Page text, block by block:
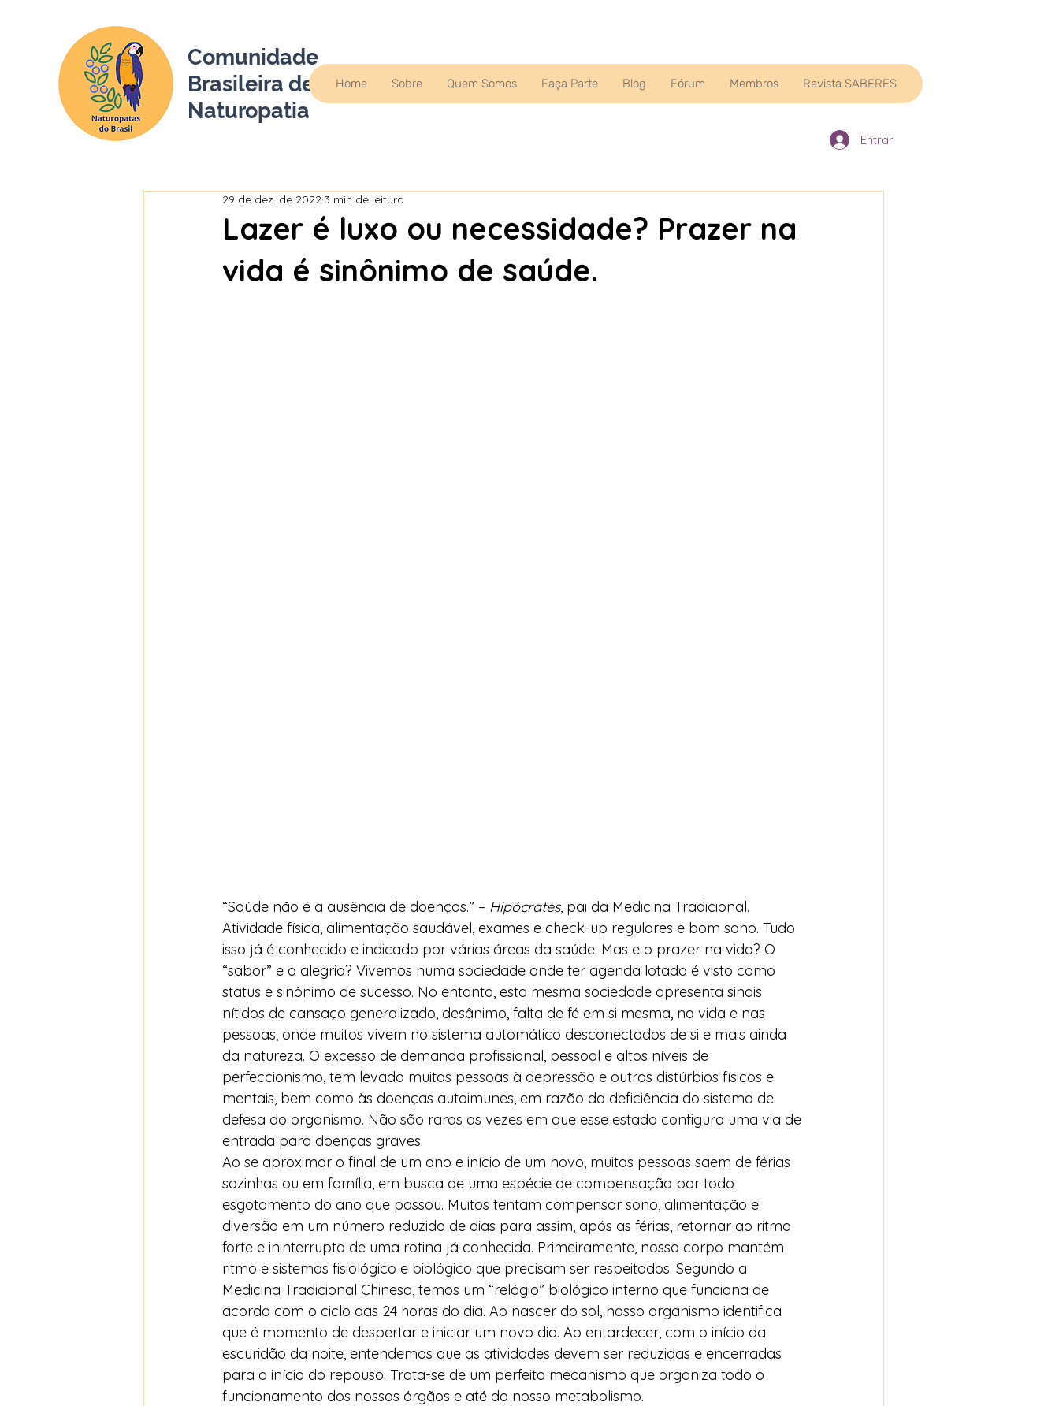
Comunidade
Brasileira de
Naturopatia
Home Sobre Quem Somos Faça Parte Blog Fórum Membros Revista SABERES
Entrar
Lazer é luxo ou necessidade? Prazer na
vida é sinônimo de saúde.
29 de dez. de 2022 3 min de leitura
“Saúde não é a ausência de doenças.” – Hipócrates, pai da Medicina Tradicional.
Atividade física, alimentação saudável, exames e check-up regulares e bom sono. Tudo
isso já é conhecido e indicado por várias áreas da saúde. Mas e o prazer na vida? O
“sabor” e a alegria? Vivemos numa sociedade onde ter agenda lotada é visto como
status e sinônimo de sucesso. No entanto, esta mesma sociedade apresenta sinais
nítidos de cansaço generalizado, desânimo, falta de fé em si mesma, na vida e nas
pessoas, onde muitos vivem no sistema automático desconectados de si e mais ainda
da natureza. O excesso de demanda profissional, pessoal e altos níveis de
perfeccionismo, tem levado muitas pessoas à depressão e outros distúrbios físicos e
mentais, bem como às doenças autoimunes, em razão da deficiência do sistema de
defesa do organismo. Não são raras as vezes em que esse estado configura uma via de
entrada para doenças graves.
Ao se aproximar o final de um ano e início de um novo, muitas pessoas saem de férias
sozinhas ou em família, em busca de uma espécie de compensação por todo
esgotamento do ano que passou. Muitos tentam compensar sono, alimentação e
diversão em um número reduzido de dias para assim, após as férias, retornar ao ritmo
forte e ininterrupto de uma rotina já conhecida. Primeiramente, nosso corpo mantém
ritmo e sistemas fisiológico e biológico que precisam ser respeitados. Segundo a
Medicina Tradicional Chinesa, temos um “relógio” biológico interno que funciona de
acordo com o ciclo das 24 horas do dia. Ao nascer do sol, nosso organismo identifica
que é momento de despertar e iniciar um novo dia. Ao entardecer, com o início da
escuridão da noite, entendemos que as atividades devem ser reduzidas e encerradas
para o início do repouso. Trata-se de um perfeito mecanismo que organiza todo o
funcionamento dos nossos órgãos e até do nosso metabolismo.